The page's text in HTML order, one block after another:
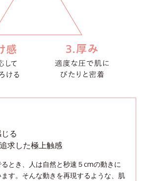
る
求した極上触感
とき、人は自然と秒速５cmの動きに
す。 そんな動きを再現するような、肌